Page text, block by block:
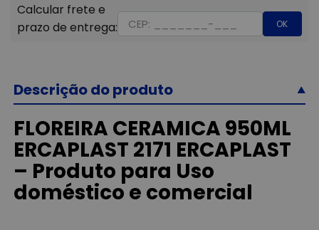
OK
Descrição do produto
FLOREIRA CERAMICA 950ML
ERCAPLAST 2171 ERCAPLAST
– Produto para Uso
doméstico e comercial